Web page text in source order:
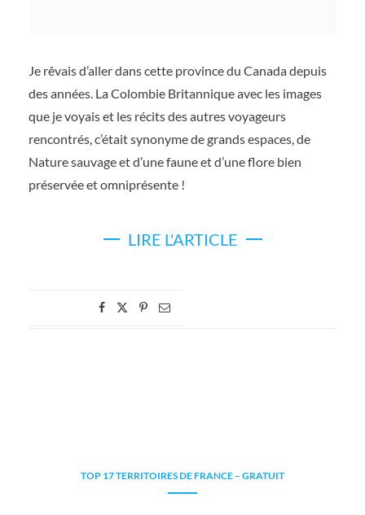
Je rêvais d’aller dans cette province du Canada depuis
des années. La Colombie Britannique avec les images
que je voyais et les récits des autres voyageurs
rencontrés, c’était synonyme de grands espaces, de
Nature sauvage et d’une faune et d’une flore bien
préservée et omniprésente !
LIRE L'ARTICLE
TOP 17 TERRITOIRES DE FRANCE – GRATUIT